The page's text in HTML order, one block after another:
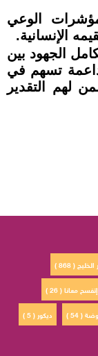
الوعي
الإنسانية.
الجهود بين
داعمة تسهم في
لهم التقدير
( 868 )
إتفسح معانا ( 26 )
ديكور ( 5 )
( 54 )